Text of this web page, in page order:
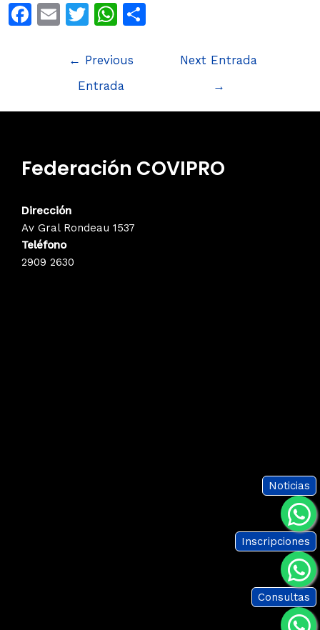
F
b
k
E
ai
T
itt
er
W
at
s
A
← Previous
Entrada
Next Entrada
→
Federación COVIPRO
Dirección
Av Gral Rondeau 1537
Teléfono
2909 2630
Noticias
Inscripciones
Consultas